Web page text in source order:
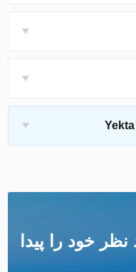
نظر خود را پیدا